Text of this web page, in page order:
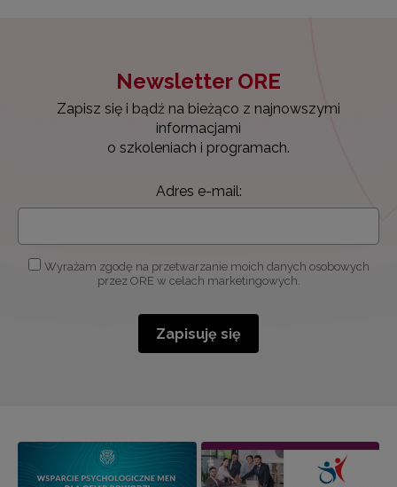
Newsletter ORE
Zapisz się i bądź na bieżąco z najnowszymi
informacjami
o szkoleniach i programach.
Adres e-mail:
Wyrażam zgodę na przetwarzanie moich danych osobowych
przez ORE w celach marketingowych.
Zapisuję się